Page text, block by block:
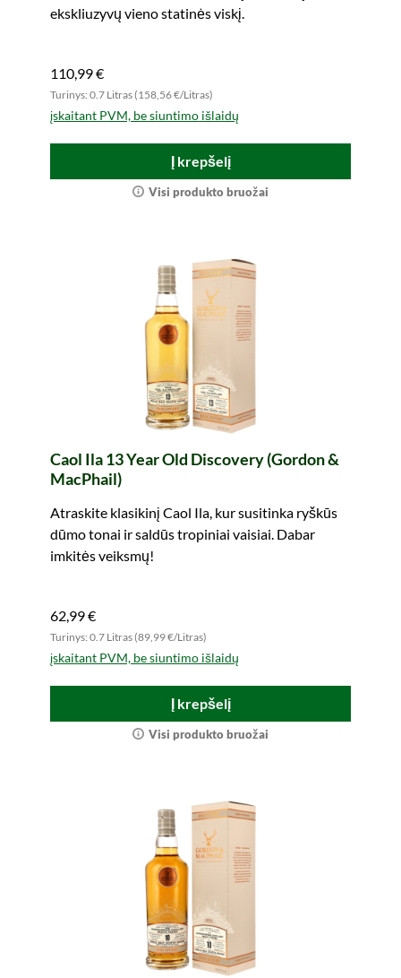
ekskliuzyvų vieno statinės viskį.
110,99 €
Turinys: 0.7 Litras (158,56 €/Litras)
įskaitant PVM, be siuntimo išlaidų
Į krepšelį
Visi produkto bruožai
Caol Ila 13 Year Old Discovery (Gordon &
MacPhail)
Atraskite klasikinį Caol Ila, kur susitinka ryškūs
dūmo tonai ir saldūs tropiniai vaisiai. Dabar
imkitės veiksmų!
62,99 €
Turinys: 0.7 Litras (89,99 €/Litras)
įskaitant PVM, be siuntimo išlaidų
Į krepšelį
Visi produkto bruožai